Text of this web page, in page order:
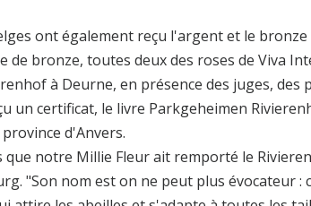
ont également reçu l'argent et le bronze
de bronze, toutes deux des roses de Viva
à Deurne, en présence des juges,
un certificat, le livre Parkgeheimen
d'Anvers.
notre Millie Fleur ait remporté le
"Son nom est on ne peut plus évocateur